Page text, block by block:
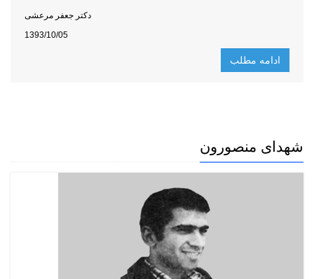
دکتر جعفر مرعشی
1393/10/05
ادامه مطلب
شهدای منصورون